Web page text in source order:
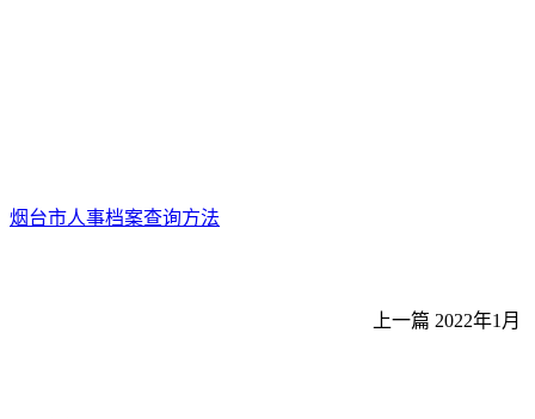
烟台市人事档案查询方法
上一篇 2022年1月